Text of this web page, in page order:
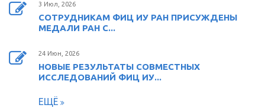
3 Июл, 2026
СОТРУДНИКАМ ФИЦ ИУ РАН ПРИСУЖДЕНЫ
МЕДАЛИ РАН С...
24 Июн, 2026
НОВЫЕ РЕЗУЛЬТАТЫ СОВМЕСТНЫХ
ИССЛЕДОВАНИЙ ФИЦ ИУ...
ЕЩЁ